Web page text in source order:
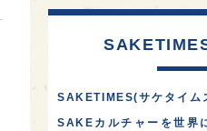
SAKETIMES(サケタイム
SAKEカルチャーを世界